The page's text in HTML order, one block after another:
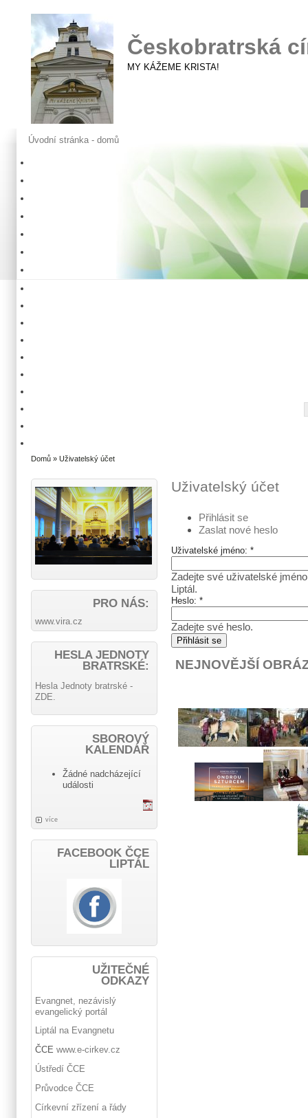
Českobratrská
MY KÁŽEME KRISTA!
Úvodní stránka - domů
Domů » Uživatelský účet
Uživatelský účet
Přihlásit se
Zaslat nové heslo
Uživatelské jméno: *
Zadejte své uživatelské
Liptál.
Heslo: *
Zadejte své heslo.
NEJNOVĚJŠÍ
PRO NÁS:
www.vira.cz
HESLA JEDNOTY
BRATRSKÉ:
Hesla Jednoty bratrské -
ZDE.
SBOROVÝ
KALENDÁŘ
Žádné nadcházející
události
více
FACEBOOK ČCE
LIPTÁL
UŽITEČNÉ
ODKAZY
Evangnet, nezávislý
evangelický portál
Liptál na Evangnetu
ČCE www.e-cirkev.cz
Ústředí ČCE
Průvodce ČCE
Církevní zřízení a řády